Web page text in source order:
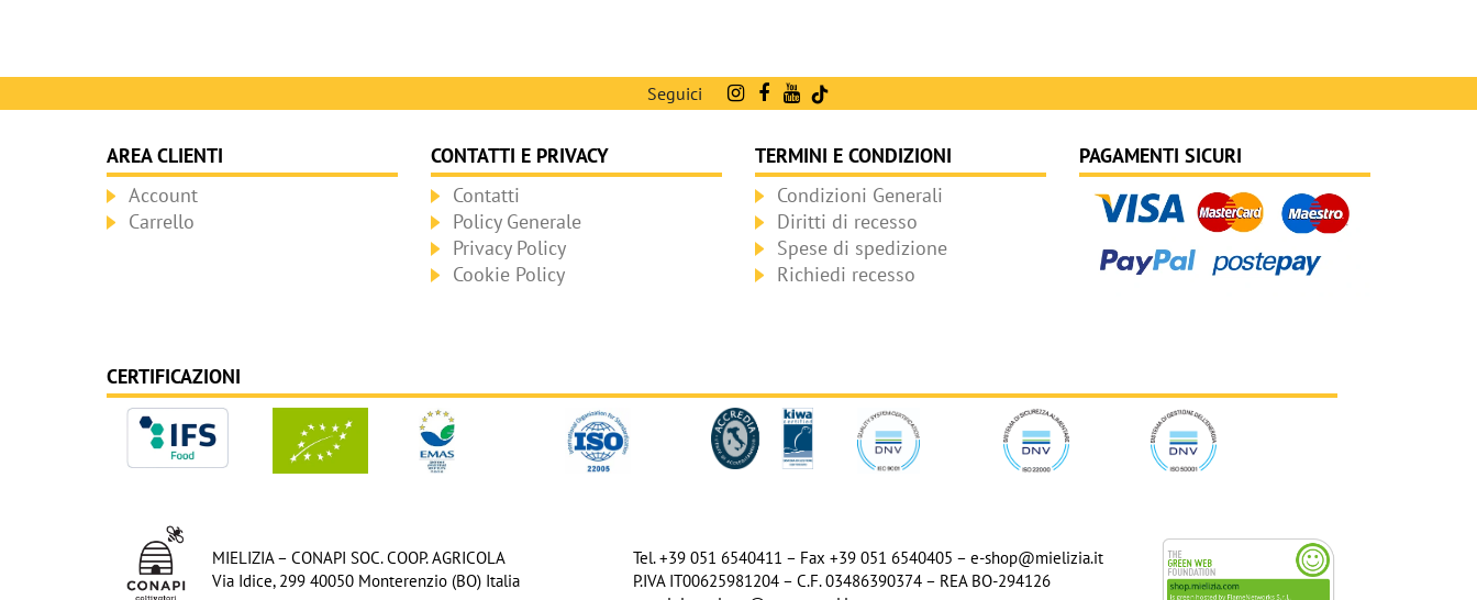
Seguici
AREA CLIENTI
Account
Carrello
CONTATTI E PRIVACY
Contatti
Policy Generale
Privacy Policy
Cookie Policy
TERMINI E CONDIZIONI
Condizioni Generali
Diritti di recesso
Spese di spedizione
Richiedi recesso
PAGAMENTI SICURI
CERTIFICAZIONI
MIELIZIA – CONAPI SOC. COOP. AGRICOLA
Via Idice, 299 40050 Monterenzio (BO) Italia
Tel. +39 051 6540411 – Fax +39 051 6540405 – e-shop@mielizia.it
P.IVA IT00625981204 – C.F. 03486390374 – REA BO-294126